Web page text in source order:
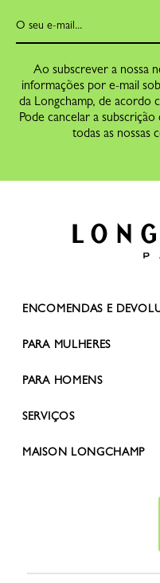
Ao subscrever a nossa
informações por e-mail
da Longchamp, de acordo
Pode cancelar a
todas as nossas
ENCOMENDAS E
PARA MULHERES
PARA HOMENS
SERVIÇOS
MAISON LONGCHAMP